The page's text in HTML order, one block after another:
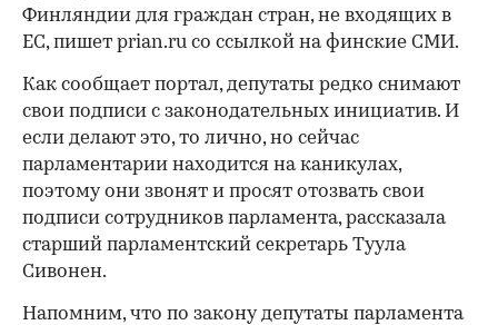
Финляндии для граждан стран, не входящих в
ЕС, пишет prian.ru со ссылкой на финские СМИ.
Как сообщает портал, депутаты редко снимают
свои подписи с законодательных инициатив. И
если делают это, то лично, но сейчас
парламентарии находится на каникулах,
поэтому они звонят и просят отозвать свои
подписи сотрудников парламента, рассказала
старший парламентский секретарь Туула
Сивонен.
Напомним, что по закону депутаты парламента